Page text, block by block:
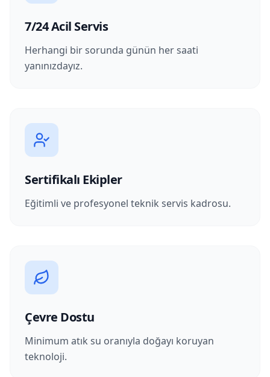
7/24 Acil Servis
Herhangi bir sorunda günün her saati
yanınızdayız.
Sertifikalı Ekipler
Eğitimli ve profesyonel teknik servis kadrosu.
Çevre Dostu
Minimum atık su oranıyla doğayı koruyan
teknoloji.